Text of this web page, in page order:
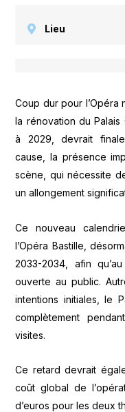
Lieu
Coup dur pour l’Opéra
la rénovation du Palais
à 2029, devrait
cause, la présence
scène, qui nécessite
un allongement
Ce nouveau
l’Opéra Bastille,
2033-2034, afin
ouverte au public.
intentions initiales, le
complètement
visites.
Ce retard devrait
coût global de
d’euros pour les deux